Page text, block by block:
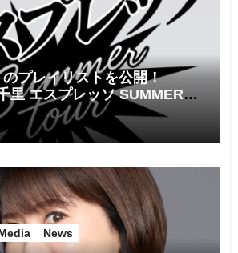
プレイリストを公開！
里 エスプレッソ SUMMER
News